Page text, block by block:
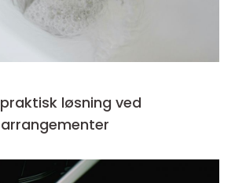
løsning ved